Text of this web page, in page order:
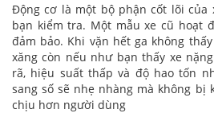
Động cơ là một bộ phận cốt lõi của
bạn kiểm tra. Một mẫu xe cũ hoạt
đảm bảo. Khi vặn hết ga không
xăng còn nếu như bạn thấy xe
rã, hiệu suất thấp và độ hao tốn
sang số sẽ nhẹ nhàng mà không bị
chịu hơn người dùng